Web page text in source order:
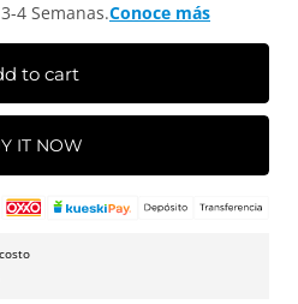
4 Semanas.Conoce más
to cart
IT NOW